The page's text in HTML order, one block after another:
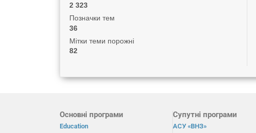
2 323
Позначки тем
36
Мітки теми порожні
82
Основні програми
Education
Супутні програми
АСУ «ВНЗ»